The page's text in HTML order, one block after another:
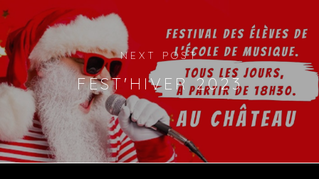
NEXT POST
FEST'HIVER 2023